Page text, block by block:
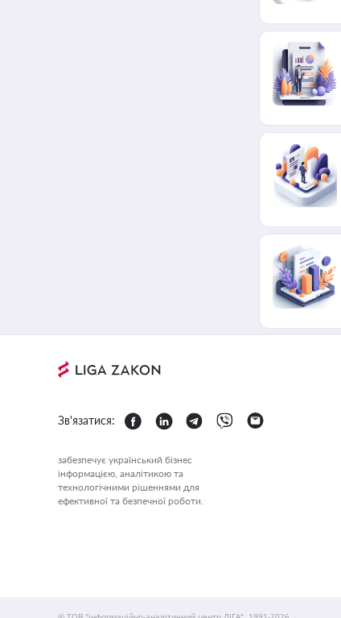
Зв'язатися:
забезпечує український бізнес
інформацією, аналітикою та
технологічними рішеннями для
ефективної та безпечної роботи.